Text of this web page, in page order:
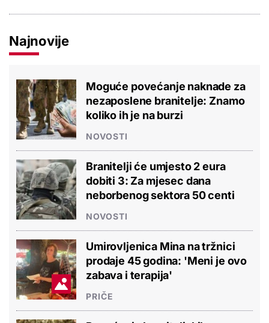
Najnovije
Moguće povećanje naknade za
nezaposlene branitelje: Znamo
koliko ih je na burzi
NOVOSTI
Branitelji će umjesto 2 eura
dobiti 3: Za mjesec dana
neborbenog sektora 50 centi
NOVOSTI
Umirovljenica Mina na tržnici
prodaje 45 godina: 'Meni je ovo
zabava i terapija'
PRIČE